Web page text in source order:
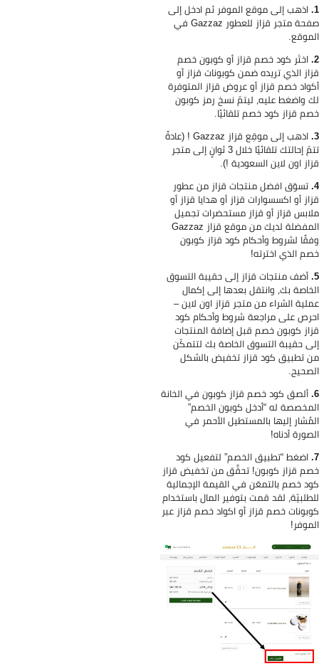
اذهب إلى موقع الموفر ثم ادخل إلى
صفحة متجر قزاز للعطور Gazzaz في
اختَر كود خصم قزاز أو كوبون خصم
الذي تريده ضمن كوبونات قزاز أو
خصم قزاز أو عروض قزاز المتوفرة
واضغط عليه، ليتمّ نسخ رمز كوبون
قزاز كود خصم تلقائيًا.
اذهب إلى موقِع قزاز Gazzaz ! (عادةً
تتمّ إحالتك تلقائيًا خلال 3 ثوانٍ إلى متجر
اون لاين السعودية !).
تسوّق افضل منتجات قزاز من عطور
أو اكسسوارات قزاز أو هدايا قزاز أو
قزاز أو قزاز مستحضرات تجميل
المفضلة لديك من موقع قزاز Gazzaz
لشروط وأحكام كود قزاز كوبون
الذي اخترته!
أضف منتجات قزاز إلى حقيبة التسوق
بك، وانتقل بعدها إلى إكمال
الشراء من متجر قزاز اون لاين –
على مراجعة شروط وأحكام كود
كوبون خصم قبل إضافة المنتجات
حقيبة التسوق الخاصة بك لتتمكّن
تطبيق كود قزاز تخفيض بالشكل
ألصق كود خصم قزاز كوبون في الخانة
له “أدخل كوبون الخصم”
إليها بالمستطيل الأحمر في
أدناه!
اضغط “تطبيق الخصم” لتفعيل كود
قزاز كوبون! تحقَّق من تخفيض قزاز
خصم بالتمعّن في القيمة الإجمالية
لقد قمت بتوفير المال باستخدام
خصم قزاز أو اكواد خصم قزاز عبر